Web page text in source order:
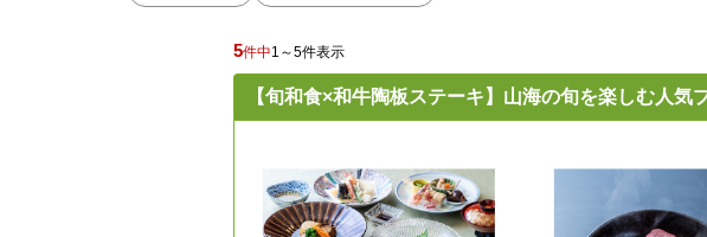
5件中1～5件表示
【旬和食×和牛陶板ステーキ】山海の旬を楽しむ人気